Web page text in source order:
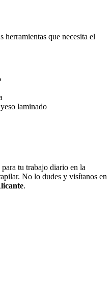
herramientas que necesita el
laminado
tu trabajo diario en la
No lo dudes y visítanos en
.